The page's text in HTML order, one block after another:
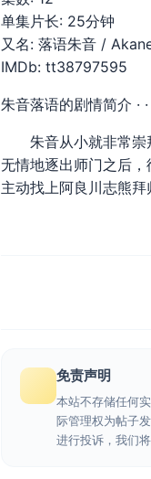
单集片长: 25分钟
又名: 落语朱音 /
IMDb: tt38797595
朱音落语的剧情简介 · ·
朱音从小就非常崇拜
无情地逐出师门之后
主动找上阿良川志熊
免责声明
本站不存储任何
际管理权为帖子
进行投诉，我们